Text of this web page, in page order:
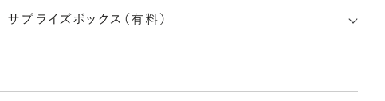
セージを無料で刻印することができます。注文前だけでなく購入後
「商品仕様」欄をご確認ください）。
サプライズボックス（有料）